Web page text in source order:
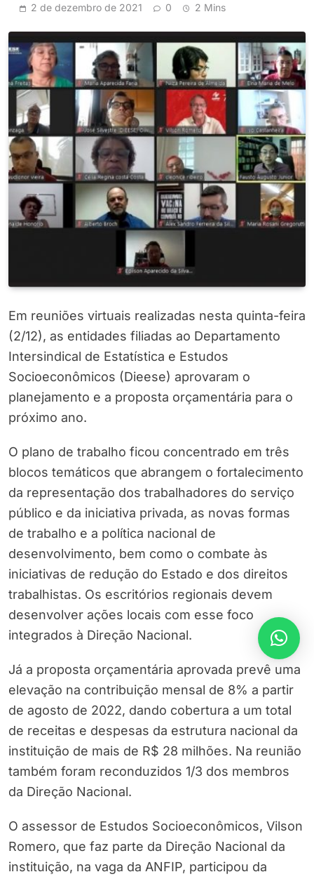
2 de dezembro de 2021 0 2 Mins
Em reuniões virtuais realizadas nesta quinta-feira
(2/12), as entidades filiadas ao Departamento
Intersindical de Estatística e Estudos
Socioeconômicos (Dieese) aprovaram o
planejamento e a proposta orçamentária para o
próximo ano.
O plano de trabalho ficou concentrado em três
blocos temáticos que abrangem o fortalecimento
da representação dos trabalhadores do serviço
público e da iniciativa privada, as novas formas
de trabalho e a política nacional de
desenvolvimento, bem como o combate às
iniciativas de redução do Estado e dos direitos
trabalhistas. Os escritórios regionais devem
desenvolver ações locais com esse foco
integrados à Direção Nacional.
Já a proposta orçamentária aprovada prevê uma
elevação na contribuição mensal de 8% a partir
de agosto de 2022, dando cobertura a um total
de receitas e despesas da estrutura nacional da
instituição de mais de R$ 28 milhões. Na reunião
também foram reconduzidos 1/3 dos membros
da Direção Nacional.
O assessor de Estudos Socioeconômicos, Vilson
Romero, que faz parte da Direção Nacional da
instituição, na vaga da ANFIP, participou da